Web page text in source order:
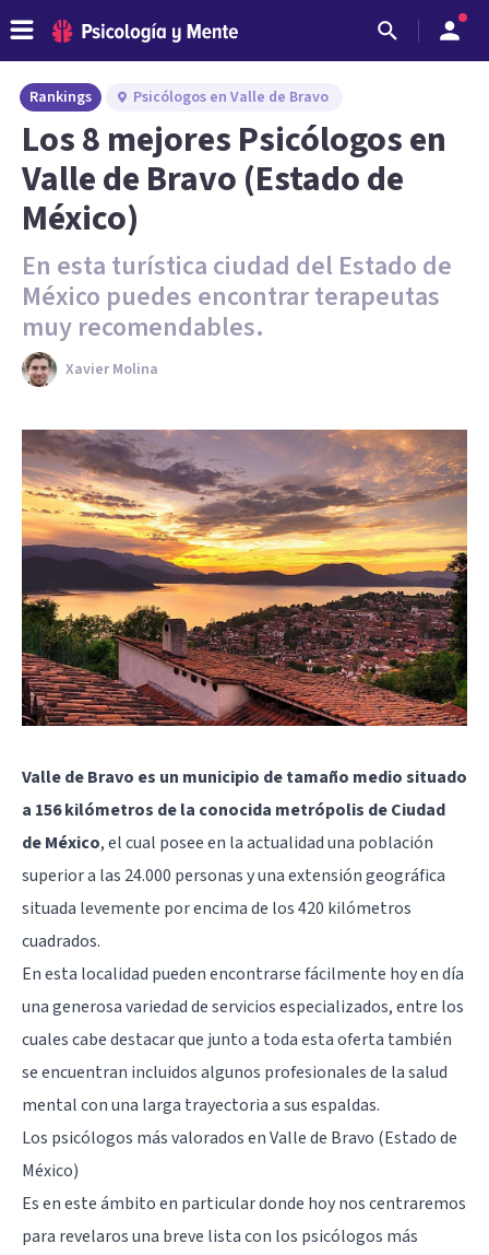
Rankings Psicólogos en Valle de Bravo
Los 8 mejores Psicólogos en
Valle de Bravo (Estado de
México)
En esta turística ciudad del Estado de
México puedes encontrar terapeutas
muy recomendables.
Xavier Molina
Valle de Bravo es un municipio de tamaño medio situado
a 156 kilómetros de la conocida metrópolis de Ciudad
de México, el cual posee en la actualidad una población
superior a las 24.000 personas y una extensión geográfica
situada levemente por encima de los 420 kilómetros
cuadrados.
En esta localidad pueden encontrarse fácilmente hoy en día
una generosa variedad de servicios especializados, entre los
cuales cabe destacar que junto a toda esta oferta también
se encuentran incluidos algunos profesionales de la salud
mental con una larga trayectoria a sus espaldas.
Los psicólogos más valorados en Valle de Bravo (Estado de
México)
Es en este ámbito en particular donde hoy nos centraremos
para revelaros una breve lista con los psicólogos más